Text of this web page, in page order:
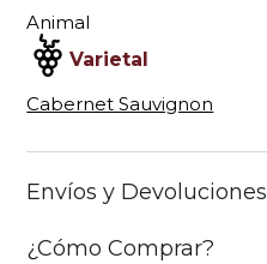
Animal
Varietal
Cabernet Sauvignon
Envíos y Devoluciones
¿Cómo Comprar?